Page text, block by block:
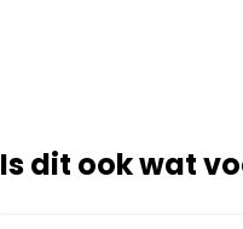
Is dit ook wat